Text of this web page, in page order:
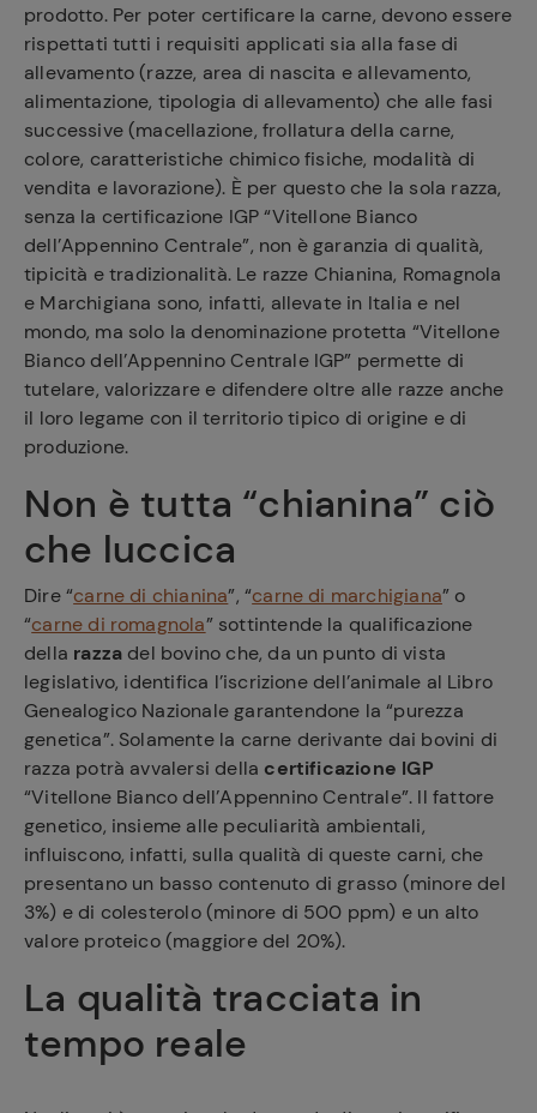
prodotto. Per poter certificare la carne, devono essere
rispettati tutti i requisiti applicati sia alla fase di
allevamento (razze, area di nascita e allevamento,
alimentazione, tipologia di allevamento) che alle fasi
successive (macellazione, frollatura della carne,
colore, caratteristiche chimico fisiche, modalità di
vendita e lavorazione). È per questo che la sola razza,
senza la certificazione IGP “Vitellone Bianco
dell’Appennino Centrale”, non è garanzia di qualità,
tipicità e tradizionalità. Le razze Chianina, Romagnola
e Marchigiana sono, infatti, allevate in Italia e nel
mondo, ma solo la denominazione protetta “Vitellone
Bianco dell’Appennino Centrale IGP” permette di
tutelare, valorizzare e difendere oltre alle razze anche
il loro legame con il territorio tipico di origine e di
produzione.
Non è tutta “chianina” ciò
che luccica
Dire “carne di chianina”, “carne di marchigiana” o
“carne di romagnola” sottintende la qualificazione
della razza del bovino che, da un punto di vista
legislativo, identifica l’iscrizione dell’animale al Libro
Genealogico Nazionale garantendone la “purezza
genetica”. Solamente la carne derivante dai bovini di
razza potrà avvalersi della certificazione IGP
“Vitellone Bianco dell’Appennino Centrale”. Il fattore
genetico, insieme alle peculiarità ambientali,
influiscono, infatti, sulla qualità di queste carni, che
presentano un basso contenuto di grasso (minore del
3%) e di colesterolo (minore di 500 ppm) e un alto
valore proteico (maggiore del 20%).
La qualità tracciata in
tempo reale